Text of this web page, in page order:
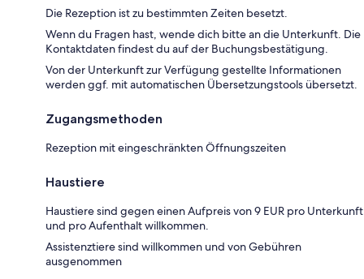
Die Rezeption ist zu bestimmten Zeiten besetzt.
Wenn du Fragen hast, wende dich bitte an die Unterkunft. Die
Kontaktdaten findest du auf der Buchungsbestätigung.
Von der Unterkunft zur Verfügung gestellte Informationen
werden ggf. mit automatischen Übersetzungstools übersetzt.
Zugangsmethoden
Rezeption mit eingeschränkten Öffnungszeiten
Haustiere
Haustiere sind gegen einen Aufpreis von 9 EUR pro Unterkunft
und pro Aufenthalt willkommen.
Assistenztiere sind willkommen und von Gebühren
ausgenommen